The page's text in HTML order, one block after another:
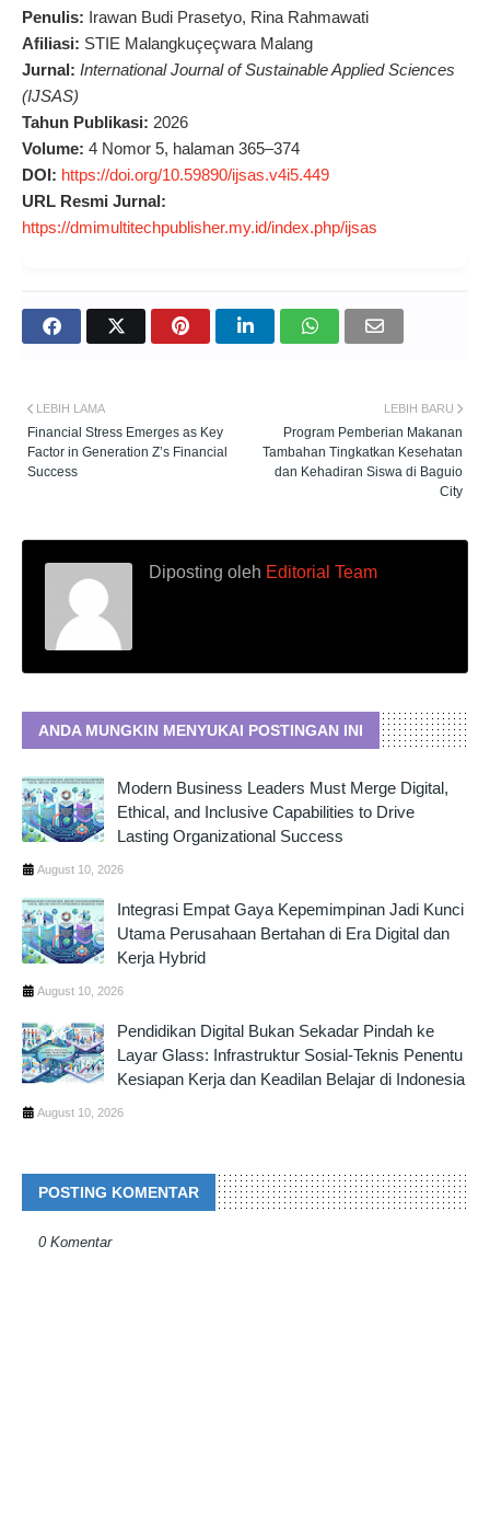
Penulis: Irawan Budi Prasetyo, Rina Rahmawati
Afiliasi: STIE Malangkuçeçwara Malang
Jurnal: International Journal of Sustainable Applied Sciences
(IJSAS)
Tahun Publikasi: 2026
Volume: 4 Nomor 5, halaman 365–374
DOI: https://doi.org/10.59890/ijsas.v4i5.449
URL Resmi Jurnal:
https://dmimultitechpublisher.my.id/index.php/ijsas
LEBIH BARU
Program Pemberian Makanan
Tambahan Tingkatkan Kesehatan
dan Kehadiran Siswa di Baguio
City
LEBIH LAMA
Financial Stress Emerges as Key
Factor in Generation Z’s Financial
Success
Diposting oleh Editorial Team
ANDA MUNGKIN MENYUKAI POSTINGAN INI
Modern Business Leaders Must Merge Digital,
Ethical, and Inclusive Capabilities to Drive
Lasting Organizational Success
August 10, 2026
Integrasi Empat Gaya Kepemimpinan Jadi Kunci
Utama Perusahaan Bertahan di Era Digital dan
Kerja Hybrid
August 10, 2026
Pendidikan Digital Bukan Sekadar Pindah ke
Layar Glass: Infrastruktur Sosial-Teknis Penentu
Kesiapan Kerja dan Keadilan Belajar di Indonesia
August 10, 2026
POSTING KOMENTAR
0 Komentar